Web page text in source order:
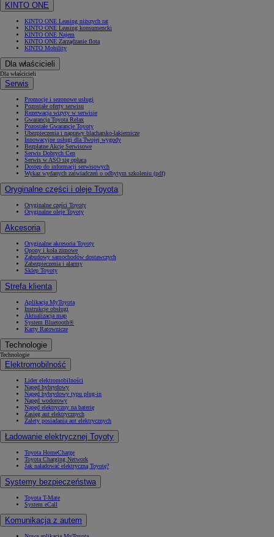
KINTO ONE
KINTO ONE Leasing niższych rat
KINTO ONE Leasing konsumencki
KINTO ONE Najem
KINTO ONE Zarządzanie flotą
KINTO Mobility
Dla właścicieli
Dla właścicieli
Serwis
Promocje i sezonowe usługi
Pozostałe oferty serwisu
Rezerwacja wizyty w serwisie
Gwarancja Toyota Relax
Pozostałe Gwarancje Toyoty
Ubezpieczenia i naprawy blacharsko-lakiernicze
Innowacyjne usługi dla Twojej wygody
Bezpłatne Akcje Serwisowe
Serwis Dobrych Cen
Serwis w ASO się opłaca
Dostęp do informacji serwisowych
Wykaz wydanych zaświadczeń o odbytym szkoleniu (pdf)
Oryginalne części i oleje Toyota
Oryginalne części Toyoty
Oryginalne oleje Toyoty
Akcesoria
Oryginalne akcesoria Toyoty
Opony i koła zimowe
Zabudowy samochodów dostawczych
Zabezpieczenia i alarmy
Sklep Toyoty
Strefa klienta
Aplikacja MyToyota
Instrukcje obsługi
Aktualizacja map
System Bluetooth®
Karty Ratownicze
Technologie
Technologie
Elektromobilność
Lider elektromobilności
Napęd hybrydowy
Napęd hybrydowy typu plug-in
Napęd wodorowy
Napęd elektryczny na baterię
Zasięg aut elektrycznych
Zalety posiadania aut elektrycznych
Ładowanie elektrycznej Toyoty
Toyota HomeCharge
Toyota Charging Network
Jak naładować elektryczną Toyotę?
Systemy bezpieczeństwa
Toyota T-Mate
System eCall
Komunikacja z autem